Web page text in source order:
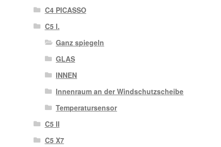
C4 PICASSO
C5 I.
Ganz spiegeln
GLAS
INNEN
Innenraum an der Windschutzscheibe
Temperatursensor
C5 II
C5 X7